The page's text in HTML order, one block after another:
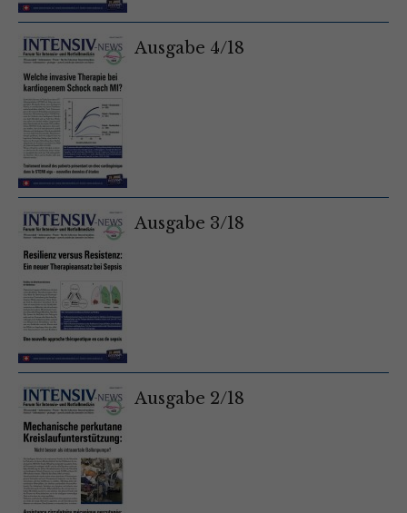
Ausgabe 4/18
Ausgabe 3/18
Ausgabe 2/18